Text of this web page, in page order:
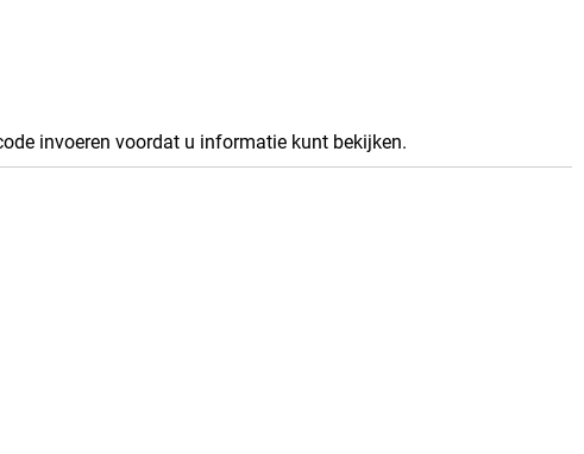
invoeren voordat u informatie kunt bekijken.